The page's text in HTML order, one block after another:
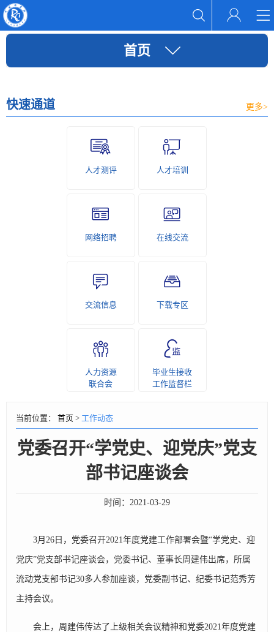
首页
快速通道 更多>
人才测评 人才培训
网络招聘 在线交流
交流信息 下载专区
人力资源
联合会
毕业生接收
工作监督栏
当前位置： 首页 > 工作动态
党委召开“学党史、迎党庆”党支
部书记座谈会
时间： 2021-03-29
3月26日，党委召开2021年度党建工作部署会暨“学党史、迎
党庆”党支部书记座谈会，党委书记、董事长周建伟出席，所属
流动党支部书记30多人参加座谈，党委副书记、纪委书记范秀芳
主持会议。
会上，周建伟传达了上级相关会议精神和党委2021年度党建